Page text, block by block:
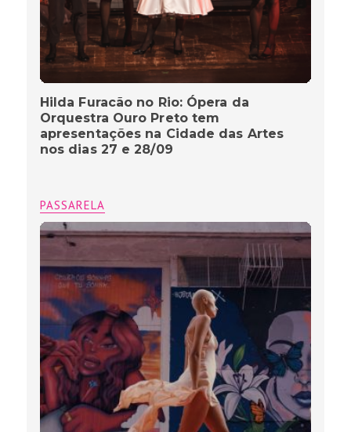
Hilda Furacão no Rio: Ópera da
Orquestra Ouro Preto tem
apresentações na Cidade das Artes
nos dias 27 e 28/09
PASSARELA